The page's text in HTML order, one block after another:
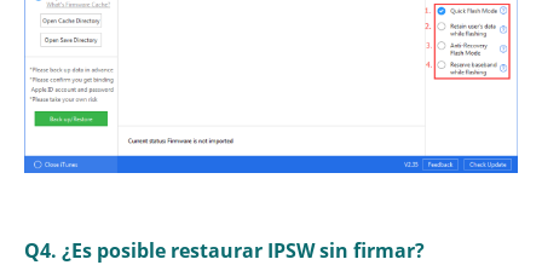
Q4. ¿Es posible restaurar IPSW sin firmar?